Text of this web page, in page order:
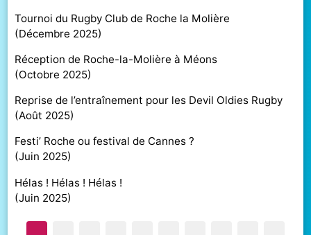
Tournoi du Rugby Club de Roche la Molière
(Décembre 2025)
Réception de Roche-la-Molière à Méons
(Octobre 2025)
Reprise de l’entraînement pour les Devil Oldies Rugby
(Août 2025)
Festi’ Roche ou festival de Cannes ?
(Juin 2025)
Hélas ! Hélas ! Hélas !
(Juin 2025)